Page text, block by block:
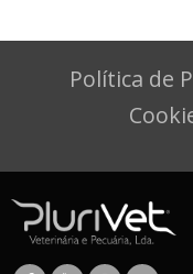
Política de